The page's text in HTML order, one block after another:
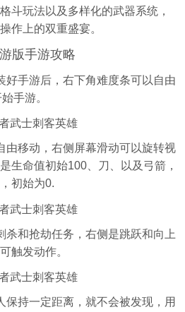
斗玩法以及多样化的武器系统，
作上的双重盛宴。
版手游攻略
好手游后，右下角难度条可以自由
手游。
由移动，右侧屏幕滑动可以旋转视
生命值初始100、刀、以及弓箭，
初始为0.
杀和抢劫任务，右侧是跳跃和向上
触发动作。
保持一定距离，就不会被发现，用